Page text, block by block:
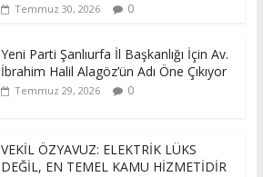
Temmuz 30, 2026 0
Yeni Parti Şanlıurfa İl Başkanlığı İçin Av.
İbrahim Halil Alagöz’ün Adı Öne Çıkıyor
Temmuz 29, 2026 0
VEKİL ÖZYAVUZ: ELEKTRİK LÜKS
DEĞİL, EN TEMEL KAMU HİZMETİDİR